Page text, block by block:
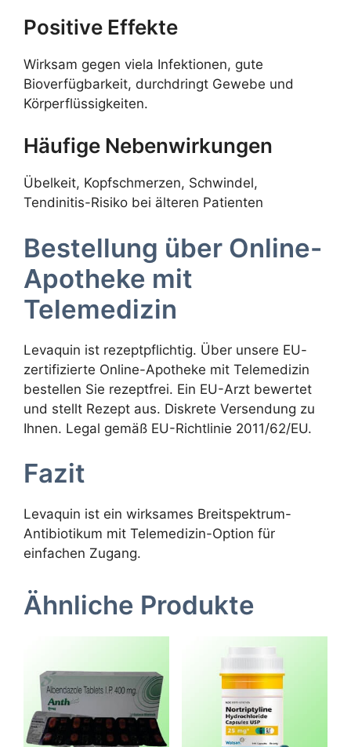
Positive Effekte
Wirksam gegen viela Infektionen, gute
Bioverfügbarkeit, durchdringt Gewebe und
Körperflüssigkeiten.
Häufige Nebenwirkungen
Übelkeit, Kopfschmerzen, Schwindel,
Tendinitis-Risiko bei älteren Patienten
Bestellung über Online-
Apotheke mit
Telemedizin
Levaquin ist rezeptpflichtig. Über unsere EU-
zertifizierte Online-Apotheke mit Telemedizin
bestellen Sie rezeptfrei. Ein EU-Arzt bewertet
und stellt Rezept aus. Diskrete Versendung zu
Ihnen. Legal gemäß EU-Richtlinie 2011/62/EU.
Fazit
Levaquin ist ein wirksames Breitspektrum-
Antibiotikum mit Telemedizin-Option für
einfachen Zugang.
Ähnliche Produkte